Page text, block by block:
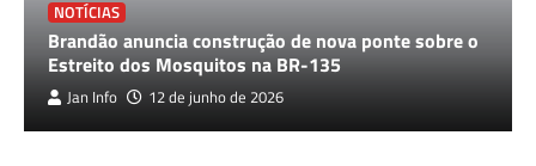
NOTÍCIAS
Brandão anuncia construção de nova ponte sobre o
Estreito dos Mosquitos na BR-135
Jan Info 12 de junho de 2026